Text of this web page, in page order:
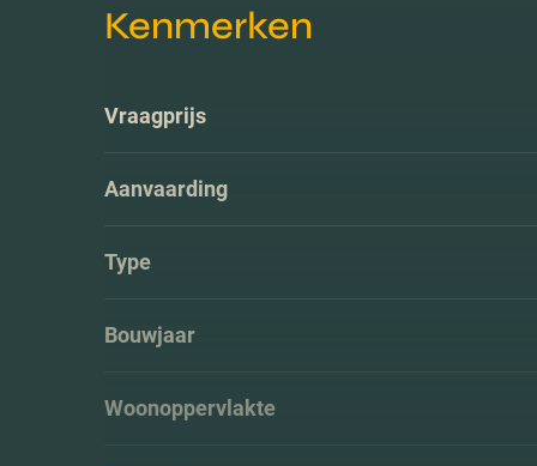
Kenmerken
Vraagprijs
Aanvaarding
Type
Bouwjaar
Woonoppervlakte